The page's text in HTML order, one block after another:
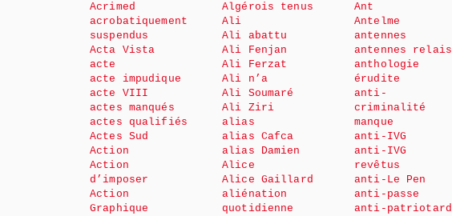
Acrimed
acrobatiquement
suspendus
Acta Vista
acte
acte impudique
acte VIII
actes manqués
actes qualifiés
Actes Sud
Action
Action
d’imposer
Action
Graphique
Algérois tenus
Ali
Ali abattu
Ali Fenjan
Ali Ferzat
Ali n’a
Ali Soumaré
Ali Ziri
alias
alias Cafca
alias Damien
Alice
Alice Gaillard
aliénation
quotidienne
Ant
Antelme
antennes
antennes relais
anthologie
érudite
anti-
criminalité
manque
anti-IVG
anti-IVG
revêtus
anti-Le Pen
anti-passe
anti-patriotard